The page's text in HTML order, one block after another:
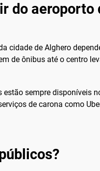
do
cidade de Alghero
de ônibus até o centro
sempre disponíveis
de carona como